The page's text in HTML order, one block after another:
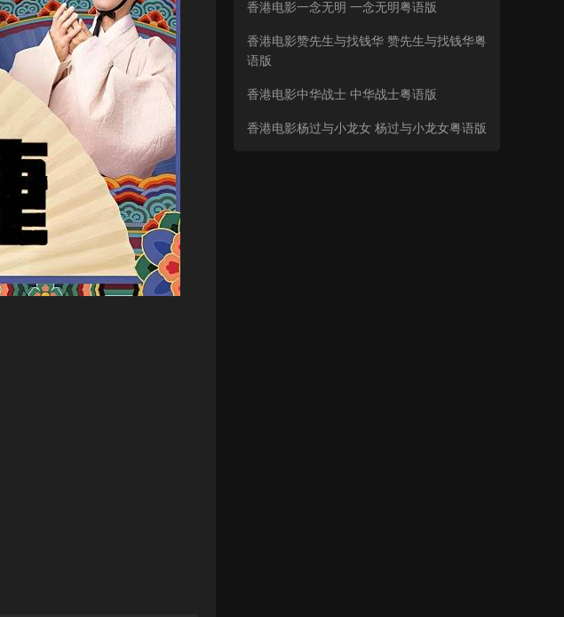
香港电影一念无明 一念无明粤语版
香港电影赞先生与找钱华 赞先生与找钱华粤
语版
香港电影中华战士 中华战士粤语版
香港电影杨过与小龙女 杨过与小龙女粤语版